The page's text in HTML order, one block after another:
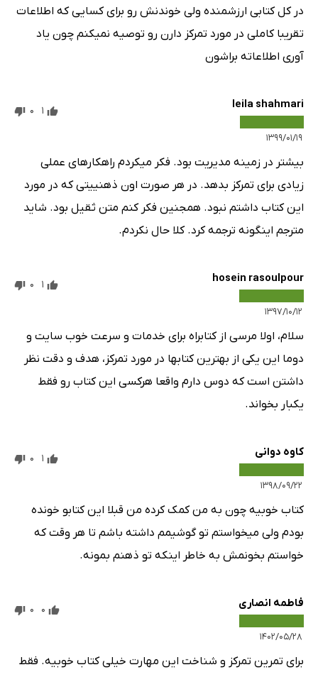
در کل کتابی ارزشمنده ولی خوندنش رو برای کسایی که اطلاعات
تقریبا کاملی در مورد تمرکز دارن رو توصیه نمیکنم چون یاد
آوری اطلاعاته براشون
leila shahmari
۱۳۹۹/۰۱/۱۹
1
0
بیشتر در زمینه مدیریت بود. فکر میکردم راهکارها‌ی عملی
زیادی برای تمرکز بدهد. در هر صورت اون ذهنییتی که در مورد
این کتاب داشتم نبود. همجنین فکر کنم متن ثقیل بود. شاید
مترجم اینگونه ترجمه کرد. کلا حال نکردم.
hosein rasoulpour
۱۳۹۷/۱۰/۱۲
1
0
سلام، اولا مرسی از کتابراه برای خدمات و سرعت خوب سایت و
دوما این یکی از بهترین کتابها در مورد تمرکز، هدف و دقت نظر
داشتن است که دوس دارم واقعا هرکسی این کتاب رو فقط
یکبار بخواند.
کاوه دوانی
۱۳۹۸/۰۹/۲۲
1
0
کتاب خوبیه چون به من کمک کرده من قبلا این کتابو خونده
بودم ولی میخواستم تو گوشیمم داشته باشم تا هر وقت که
خواستم بخونمش به خاطر اینکه تو ذهنم بمونه.
فاطمه انصاری
۱۴۰۲/۰۵/۲۸
0
0
برای تمرین تمرکز و شناخت این مهارت خیلی کتاب خوبیه. فقط